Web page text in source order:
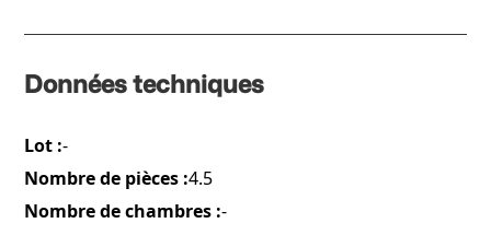
Données techniques
Lot :-
Nombre de pièces :4.5
Nombre de chambres :-